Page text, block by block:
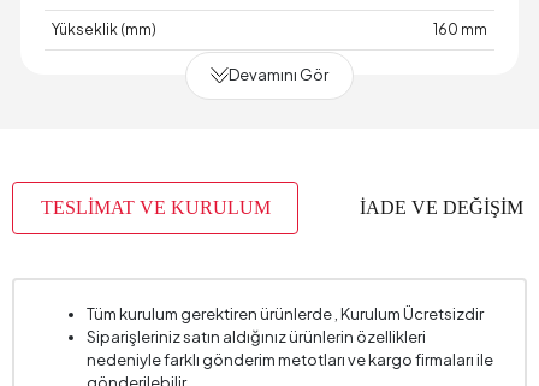
Yükseklik (mm) 160 mm
Devamını Gör
TESLİMAT VE KURULUM İADE VE DEĞİŞİM
Tüm kurulum gerektiren ürünlerde , Kurulum Ücretsizdir
Siparişleriniz satın aldığınız ürünlerin özellikleri
nedeniyle farklı gönderim metotları ve kargo firmaları ile